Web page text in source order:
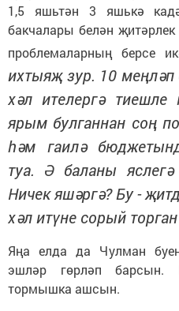
1,5 яшьтән 3 яшькә
бакчалары белән
проблемаларның берсе
ихтыяҗ зур. 10 меңләп
хәл ителергә
ярым булганнан соң
һәм гаилә
туа. Ә баланы
Ничек яшәргә? Бу -
хәл итүне сорый
Яңа елда да Чулман
эшләр гөрләп барсын.
тормышка ашсын.